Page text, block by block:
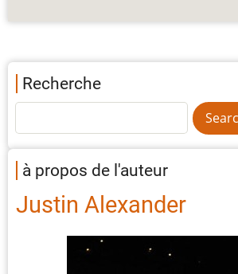
Recherche
à propos de l'auteur
Justin Alexander